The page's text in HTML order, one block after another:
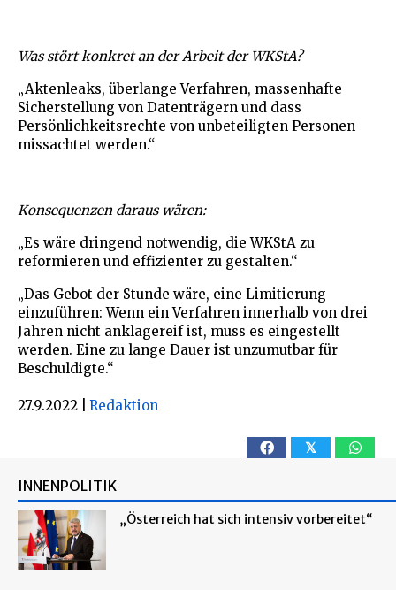
Was stört konkret an der Arbeit der WKStA?
„Aktenleaks, überlange Verfahren, massenhafte
Sicherstellung von Datenträgern und dass
Persönlichkeitsrechte von unbeteiligten Personen
missachtet werden.“
Konsequenzen daraus wären:
„Es wäre dringend notwendig, die WKStA zu
reformieren und effizienter zu gestalten.“
„Das Gebot der Stunde wäre, eine Limitierung
einzuführen: Wenn ein Verfahren innerhalb von drei
Jahren nicht anklagereif ist, muss es eingestellt
werden. Eine zu lange Dauer ist unzumutbar für
Beschuldigte.“
27.9.2022 Redaktion
𝕏
INNENPOLITIK
„Österreich hat sich intensiv vorbereitet“